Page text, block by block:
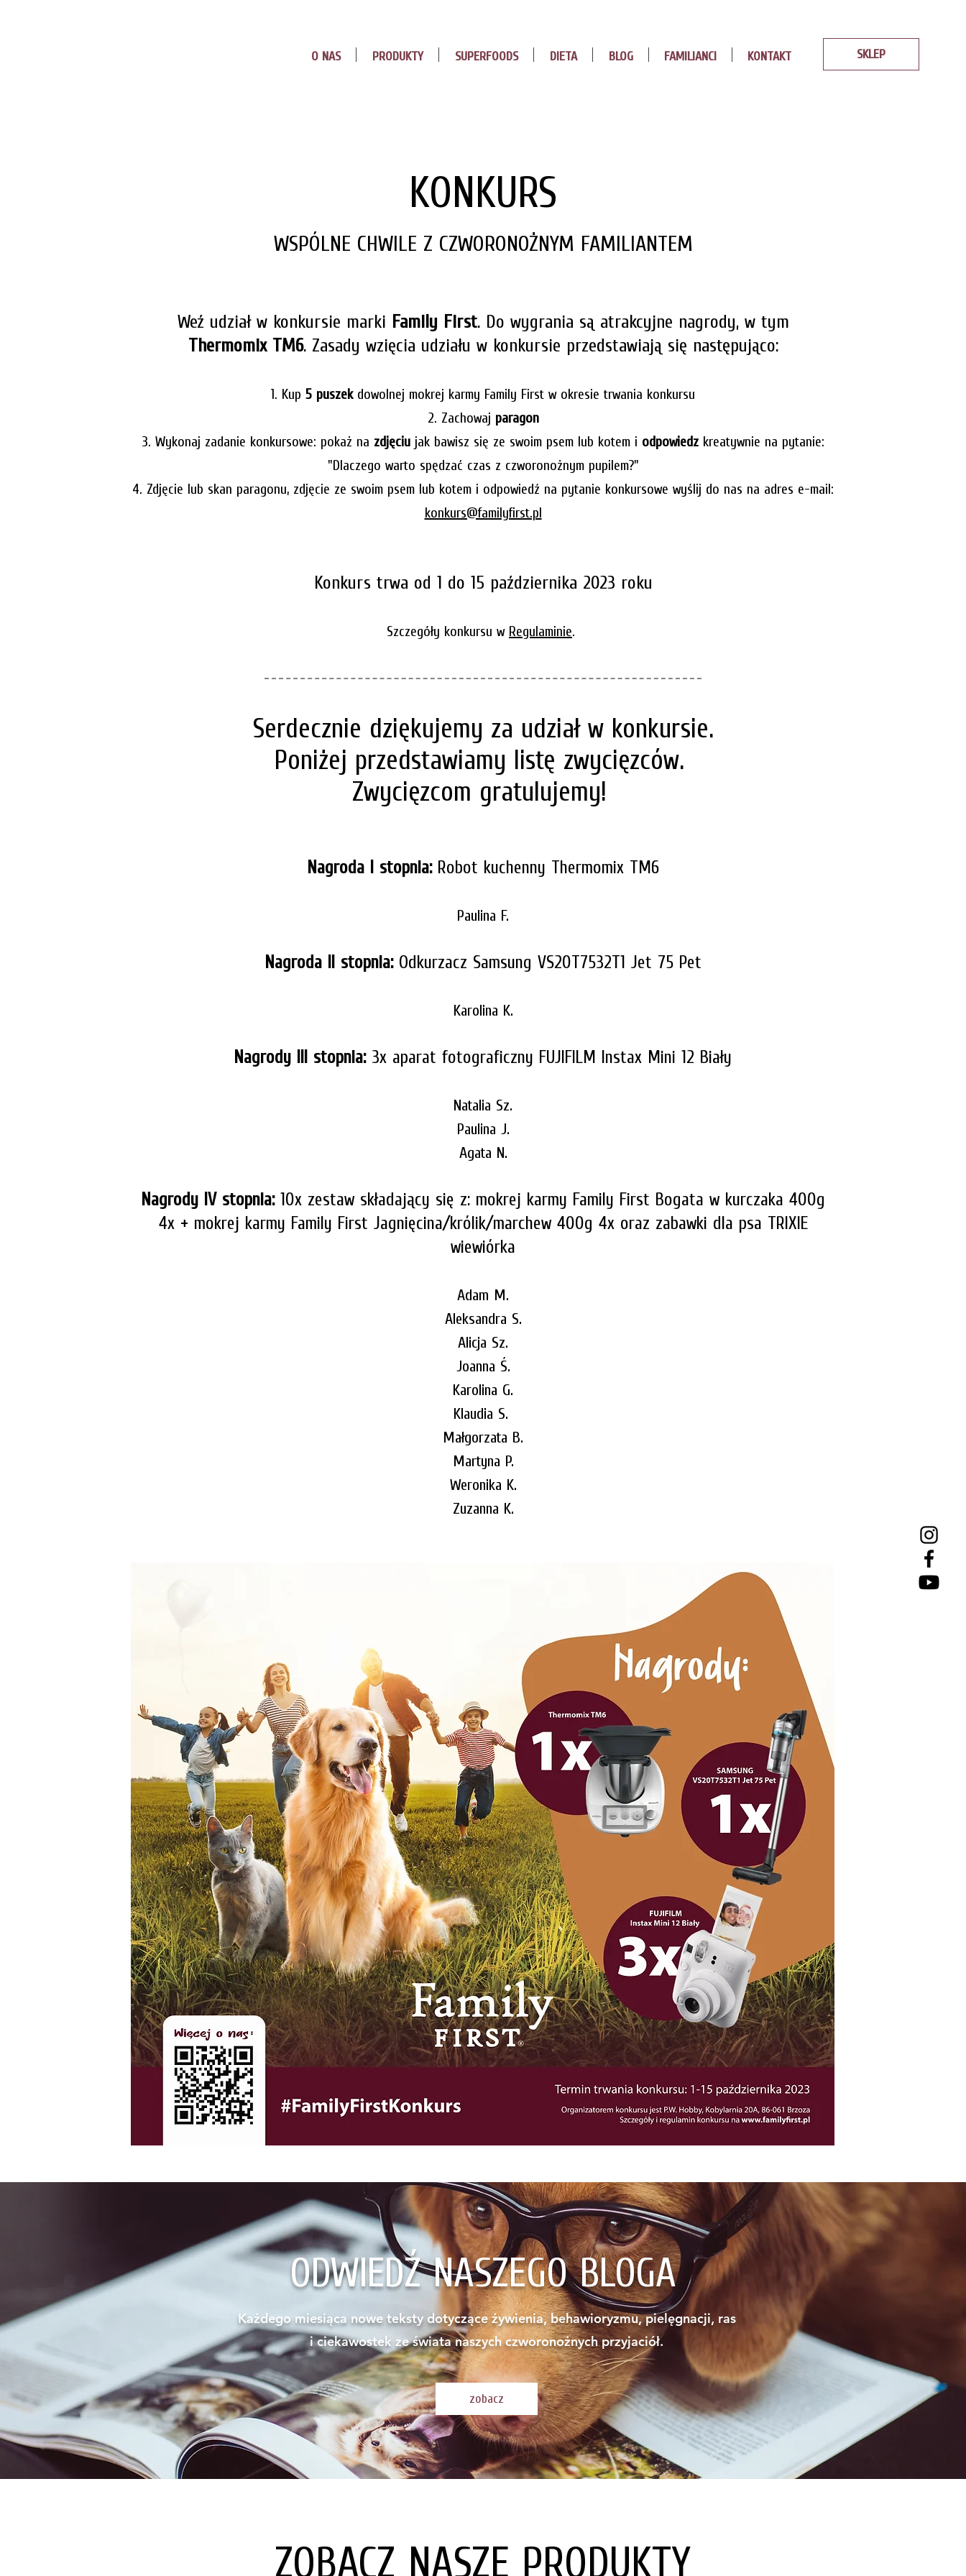
O NAS PRODUKTY SUPERFOODS DIETA BLOG FAMILIANCI KONTAKT SKLEP
KONKURS
WSPÓLNE CHWILE Z CZWORONOŻNYM FAMILIANTEM
Weź udział w konkursie marki Family First. Do wygrania są atrakcyjne nagrody, w tym
Thermomix TM6. Zasady wzięcia udziału w konkursie przedstawiają się następująco:
1. Kup 5 puszekdowolnej mokrej karmy Family First w okresie trwania konkursu
2. Zachowaj paragon
3. Wykonaj zadanie konkursowe: pokaż na zdjęciu jak bawisz się ze swoim psem lub kotem i odpowiedz kreatywnie na pytanie:
"Dlaczego warto spędzać czas z czworonożnym pupilem?"
4. Zdjęcie lub skan paragonu, zdjęcie ze swoim psem lub kotem i odpowiedź na pytanie konkursowe wyślij do nas na adres e-mail:
konkurs@familyfirst.pl
Konkurs trwa od 1 do 15 października 2023 roku
Szczegóły konkursu w Regulaminie.
Serdecznie dziękujemy za udział w konkursie.
Poniżej przedstawiamy listę zwycięzców.
Zwycięzcom gratulujemy!
Nagroda I stopnia:Robot kuchenny Thermomix TM6
Paulina F.
Nagroda II stopnia:Odkurzacz Samsung VS20T7532T1 Jet 75 Pet
Karolina K.
Nagrody III stopnia:3x aparat fotograficzny FUJIFILM Instax Mini 12 Biały
Natalia Sz.
Paulina J.
Agata N.
Nagrody IV stopnia: 10x zestaw składający się z: mokrej karmy Family First Bogata w kurczaka 400g
4x + mokrej karmy Family First Jagnięcina/królik/marchew 400g 4x oraz zabawki dla psa TRIXIE
wiewiórka
Adam M.
Aleksandra S.
Alicja Sz.
Joanna Ś.
Karolina G.
Klaudia S.
Małgorzata B.
Martyna P.
Weronika K.
Zuzanna K.
ODWIEDŹ NASZEGO BLOGA
Każdego miesiąca nowe teksty dotyczące żywienia, behawioryzmu, pielęgnacji, ras
i ciekawostek ze świata naszych czworonożnych przyjaciół.
zobacz
ZOBACZ NASZE PRODUKTY